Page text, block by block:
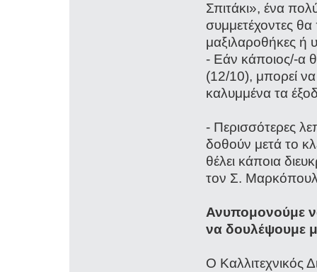
Σπιτάκι», ένα
συμμετέχοντες θα
μαξιλαροθήκες ή
- Εάν κάποιος/-α
(12/10), μπορεί να
καλυμμένα τα
- Περισσότερες
δοθούν μετά το
θέλει κάποια
τον Σ.
Ανυπομονούμε
να δουλέψουμε
Ο Καλλιτεχνικός